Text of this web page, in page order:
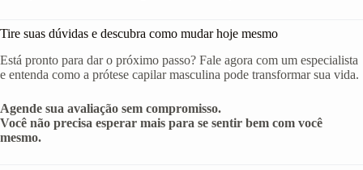
Tire suas dúvidas e descubra como mudar hoje mesmo
Está pronto para dar o próximo passo? Fale agora com um especialista
e entenda como a prótese capilar masculina pode transformar sua vida.
Agende sua avaliação sem compromisso.
Você não precisa esperar mais para se sentir bem com você
mesmo.